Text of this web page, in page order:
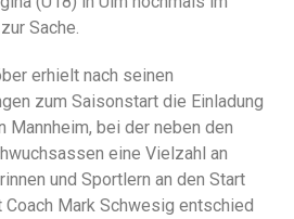
Sache.
erhielt nach seinen
zum Saisonstart die Einladung
Mannheim, bei der neben den
eine Vielzahl an
und Sportlern an den Start
Coach Mark Schwesig entschied